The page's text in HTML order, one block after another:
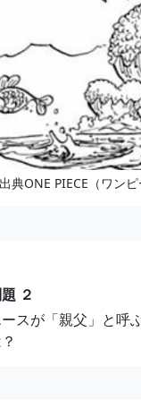
典ONE PIECE（ワンピ
２
スが「親父」と呼